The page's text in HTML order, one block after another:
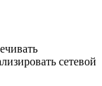
сетевой